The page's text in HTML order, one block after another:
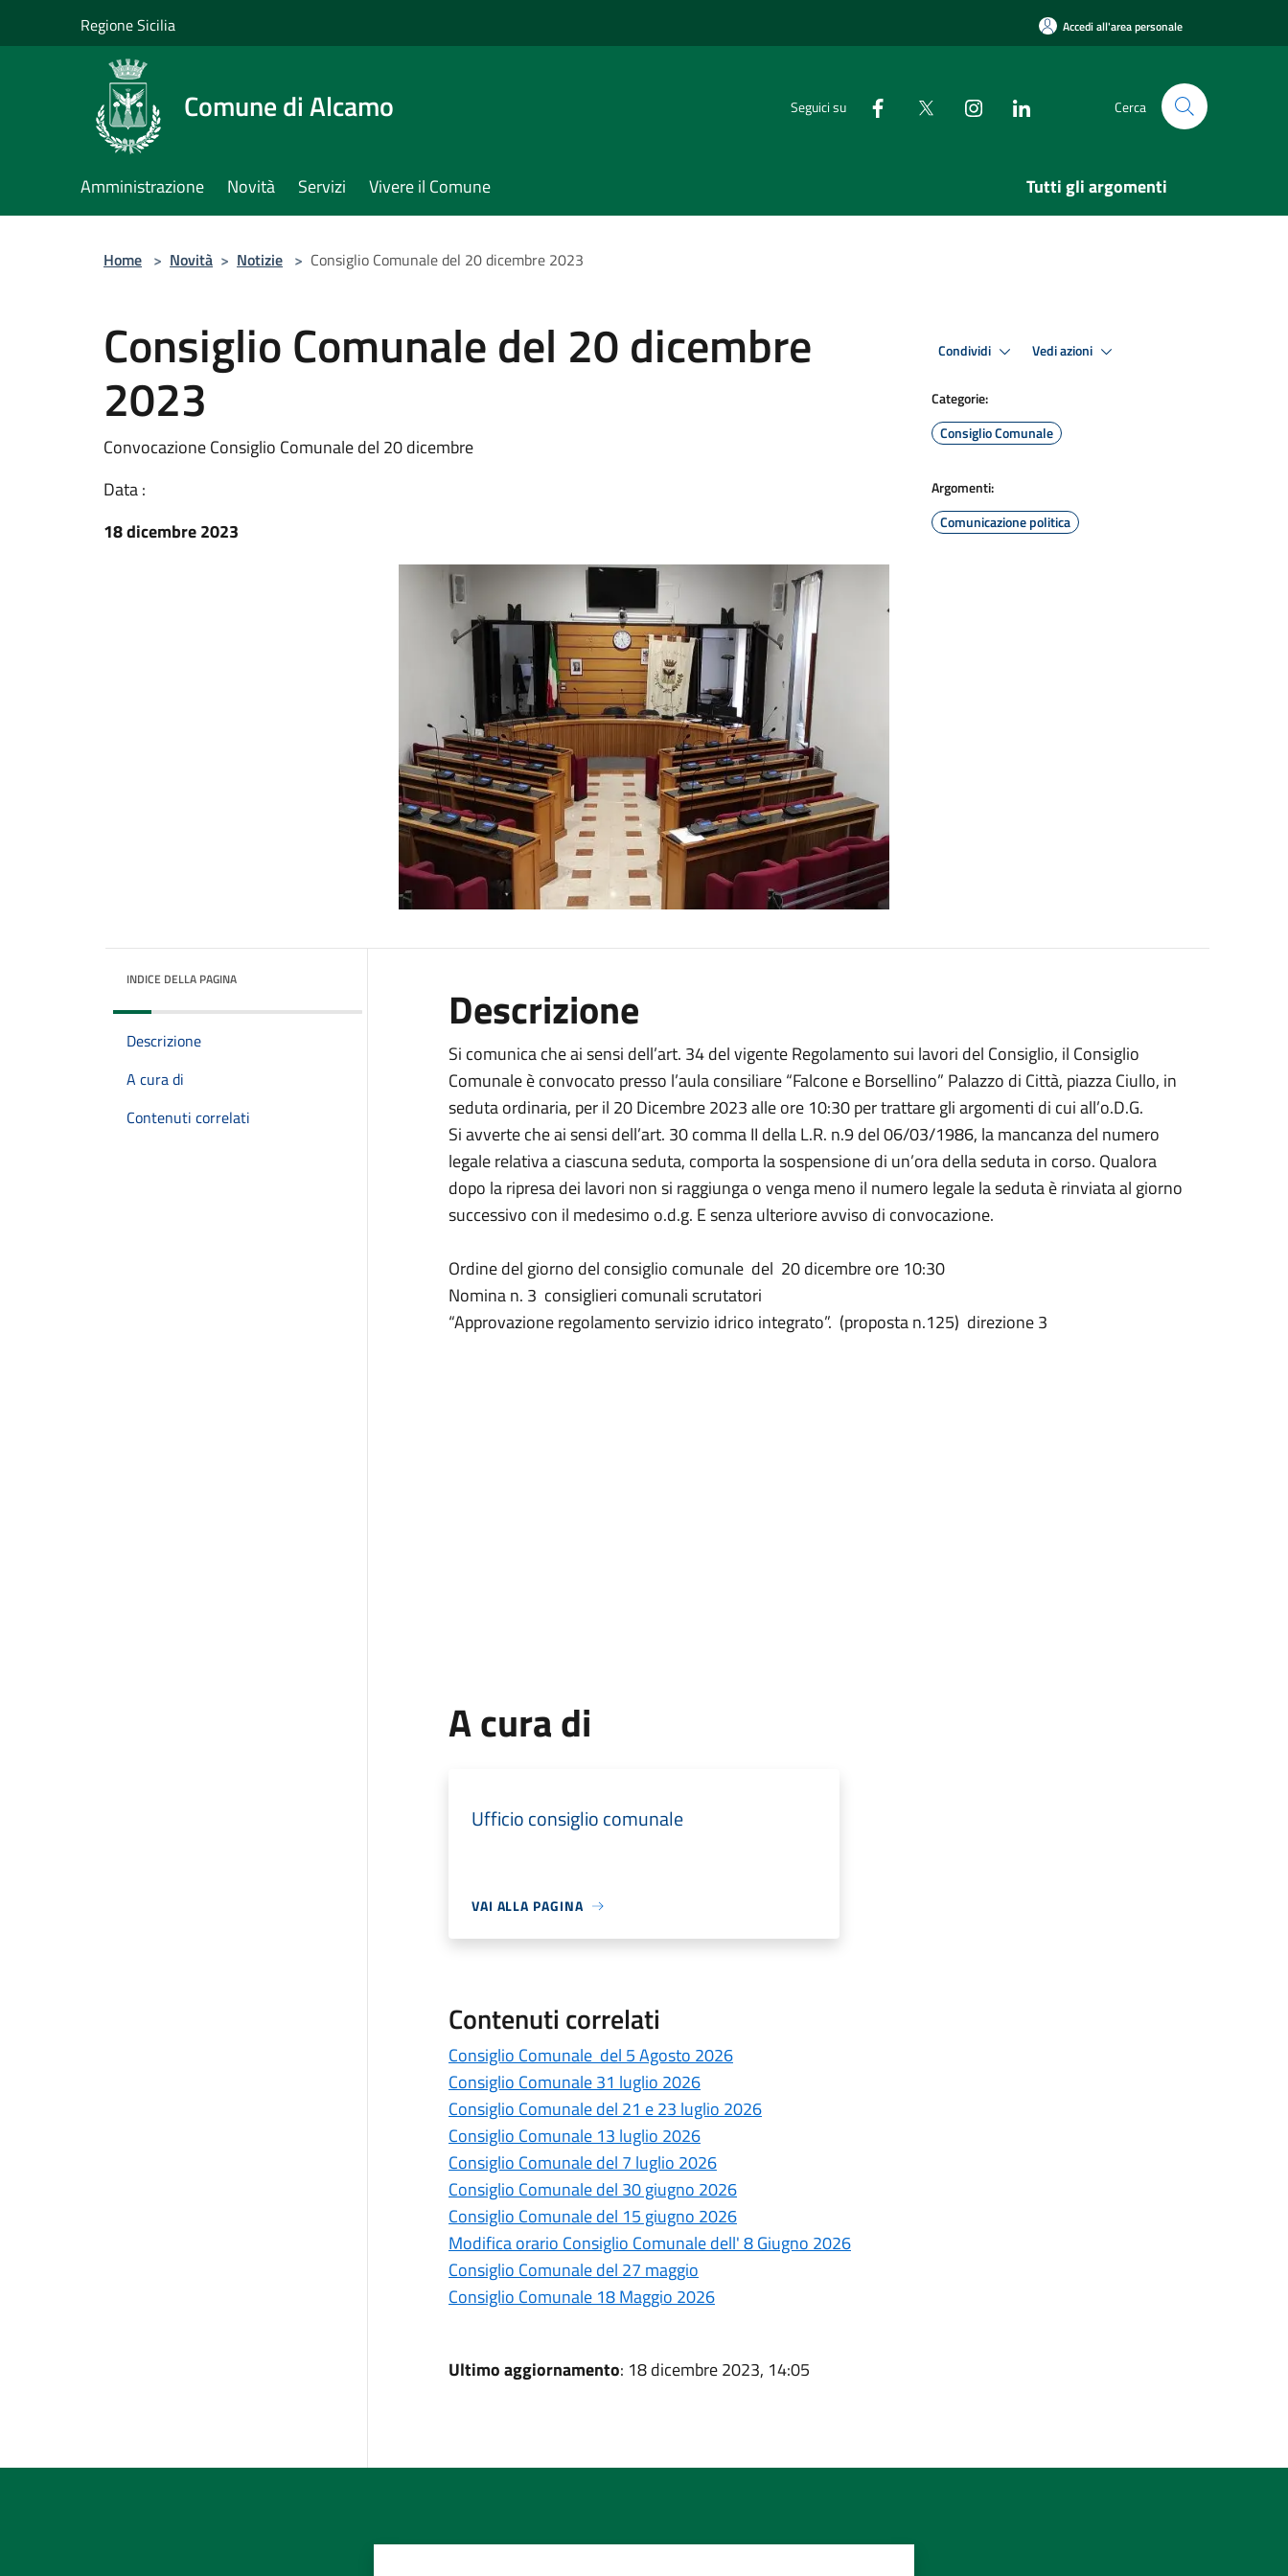
Regione Sicilia Accedi all'area personale
Comune di Alcamo Seguici su Cerca
Amministrazione Novità Servizi Vivere il Comune Tutti gli argomenti
Home > Novità > Notizie > Consiglio Comunale del 20 dicembre 2023
Consiglio Comunale del 20 dicembre
2023
Convocazione Consiglio Comunale del 20 dicembre
Data :
18 dicembre 2023
Condividi Vedi azioni
Categorie:
Consiglio Comunale
Argomenti:
Comunicazione politica
INDICE DELLA PAGINA
Descrizione
A cura di
Contenuti correlati
Descrizione
Si comunica che ai sensi dell’art. 34 del vigente Regolamento sui lavori del Consiglio, il Consiglio
Comunale è convocato presso l’aula consiliare “Falcone e Borsellino” Palazzo di Città, piazza Ciullo, in
seduta ordinaria, per il 20 Dicembre 2023 alle ore 10:30per trattare gli argomenti di cui all’o.D.G.
Si avverte che ai sensi dell’art. 30 comma II della L.R. n.9 del 06/03/1986, la mancanza del numero
legale relativa a ciascuna seduta, comporta la sospensione di un’ora della seduta in corso. Qualora
dopo la ripresa dei lavori non si raggiunga o venga meno il numero legale la seduta è rinviata al giorno
successivo con il medesimo o.d.g. E senza ulteriore avviso di convocazione.
Ordine del giorno del consiglio comunale del 20 dicembre ore 10:30
Nomina n. 3 consiglieri comunali scrutatori
“Approvazione regolamento servizio idrico integrato”. (proposta n.125) direzione 3
A cura di
Ufficio consiglio comunale
VAI ALLA PAGINA
Contenuti correlati
Consiglio Comunale del 5 Agosto 2026
Consiglio Comunale 31 luglio 2026
Consiglio Comunale del 21 e 23 luglio 2026
Consiglio Comunale 13 luglio 2026
Consiglio Comunale del 7 luglio 2026
Consiglio Comunale del 30 giugno 2026
Consiglio Comunale del 15 giugno 2026
Modifica orario Consiglio Comunale dell' 8 Giugno 2026
Consiglio Comunale del 27 maggio
Consiglio Comunale 18 Maggio 2026
Ultimo aggiornamento: 18 dicembre 2023, 14:05